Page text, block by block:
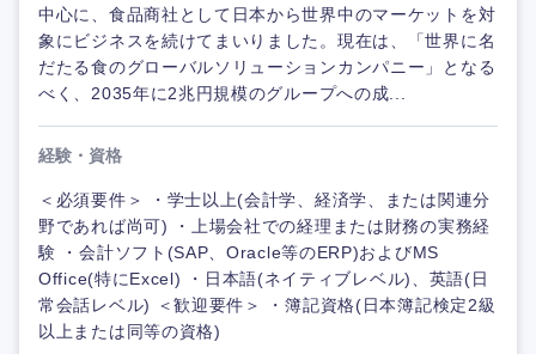
中心に、食品商社として日本から世界中のマーケットを対
象にビジネスを続けてまいりました。現在は、「世界に名
だたる食のグローバルソリューションカンパニー」となる
べく、2035年に2兆円規模のグループへの成...
経験・資格
＜必須要件＞ ・学士以上(会計学、経済学、または関連分
野であれば尚可) ・上場会社での経理または財務の実務経
験 ・会計ソフト(SAP、Oracle等のERP)およびMS
Office(特にExcel) ・日本語(ネイティブレベル)、英語(日
常会話レベル) ＜歓迎要件＞ ・簿記資格(日本簿記検定2級
以上または同等の資格)